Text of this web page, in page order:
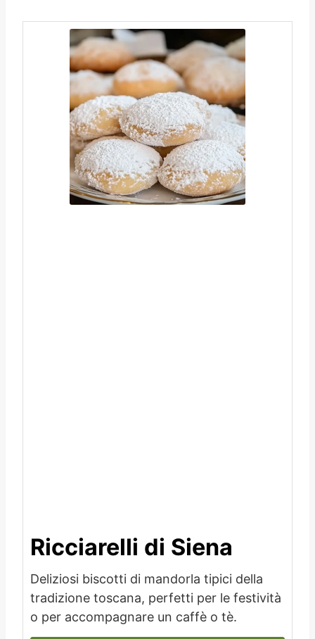
Ricciarelli di Siena
Deliziosi biscotti di mandorla tipici della
tradizione toscana, perfetti per le festività
o per accompagnare un caffè o tè.